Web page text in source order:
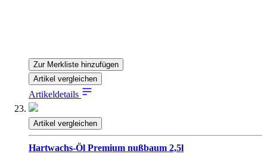
Zur Merkliste hinzufügen
Artikel vergleichen
Artikeldetails
Artikel vergleichen
Hartwachs-Öl Premium nußbaum 2,5l